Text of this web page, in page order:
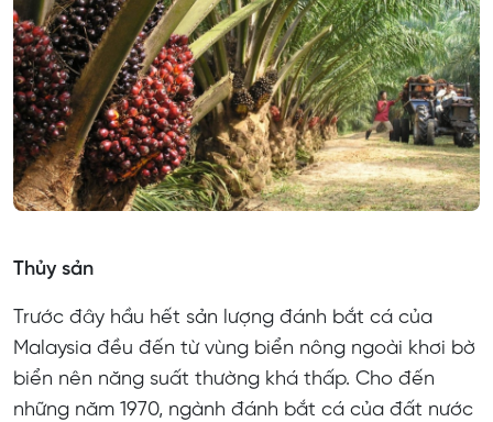
Thủy sản
Trước đây hầu hết sản lượng đánh bắt cá của
Malaysia đều đến từ vùng biển nông ngoài khơi bờ
biển nên năng suất thường khá thấp. Cho đến
những năm 1970, ngành đánh bắt cá của đất nước